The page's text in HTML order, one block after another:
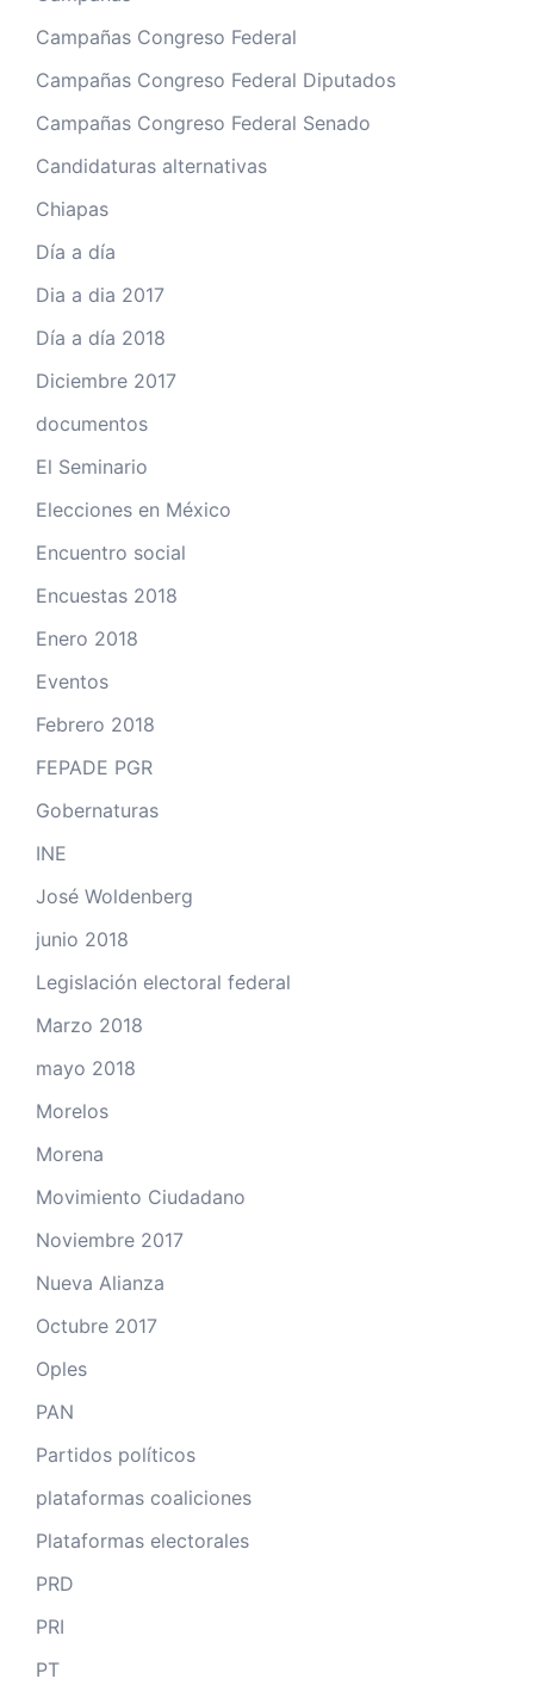
Campañas Congreso Federal
Campañas Congreso Federal Diputados
Campañas Congreso Federal Senado
Candidaturas alternativas
Chiapas
Día a día
Dia a dia 2017
Día a día 2018
Diciembre 2017
documentos
El Seminario
Elecciones en México
Encuentro social
Encuestas 2018
Enero 2018
Eventos
Febrero 2018
FEPADE PGR
Gobernaturas
INE
José Woldenberg
junio 2018
Legislación electoral federal
Marzo 2018
mayo 2018
Morelos
Morena
Movimiento Ciudadano
Noviembre 2017
Nueva Alianza
Octubre 2017
Oples
PAN
Partidos políticos
plataformas coaliciones
Plataformas electorales
PRD
PRI
PT